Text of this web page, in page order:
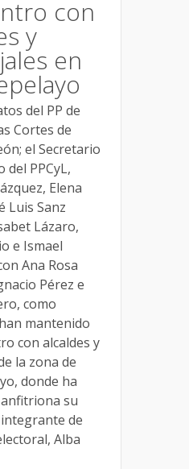
con
y
en
del PP de
Cortes de
el Secretario
del PPCyL,
Elena
Luis Sanz
Lázaro,
e Ismael
Ana Rosa
Pérez e
como
mantenido
con alcaldes y
la zona de
donde ha
su
de
Alba